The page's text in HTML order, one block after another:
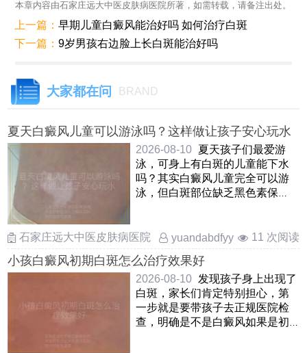
本章内容由石家庄远大中医皮肤病医院所著，如需转载，请备注出处。
上一篇：早期儿童白癜风能治好吗 如何治疗白斑
下一篇：9岁男孩右边脸上长白斑能治好吗
大家都在问 BRAND
夏天白癜风儿童可以游泳吗？这样做让孩子安心玩水
2026-08-10 夏天孩子们最爱游
泳，可身上有白斑的儿童能下水
吗？其实白癜风儿童完全可以游
泳，但白斑部位缺乏黑色素保
石家庄远大中医皮肤病医院
yuandabdfyy 11 次阅读
小孩白癜风初期白斑怎么治疗效果好
2026-08-10 发现孩子身上出现了
白斑，家长们肯定特别担心，第
一步就是要带孩子去正规医院检
查，明确是不是白癜风如果是初